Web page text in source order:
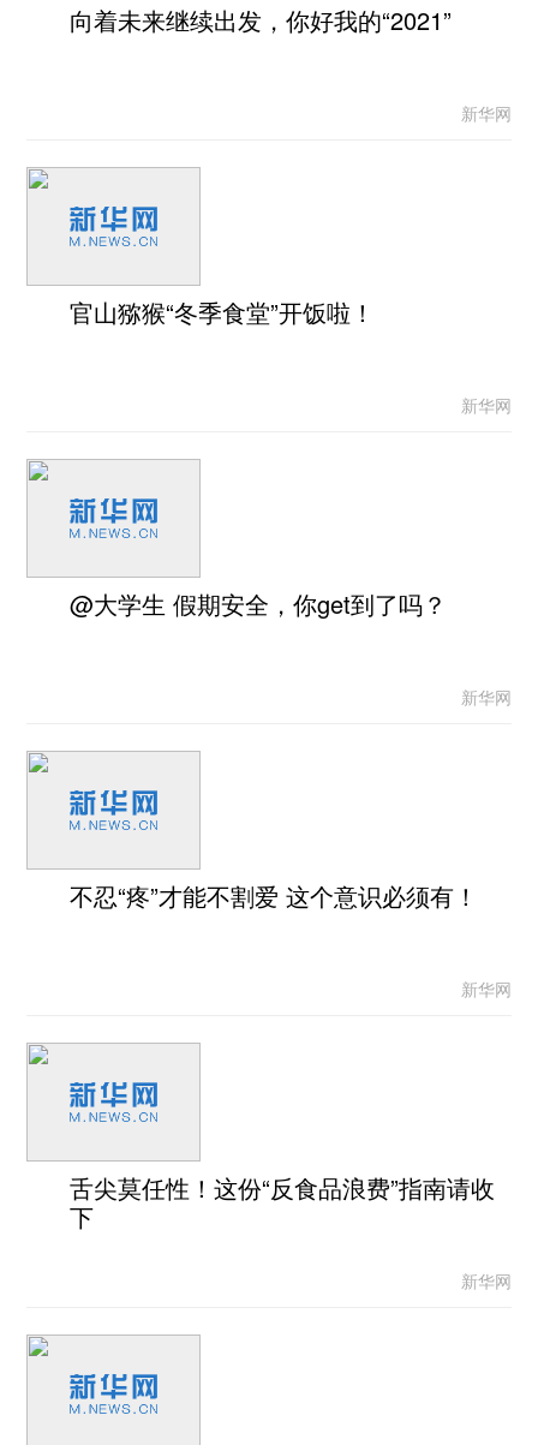
向着未来继续出发，你好我的“2021”
新华网
官山猕猴“冬季食堂”开饭啦！
新华网
@大学生 假期安全，你get到了吗？
新华网
不忍“疼”才能不割爱 这个意识必须有！
新华网
舌尖莫任性！这份“反食品浪费”指南请收
下
新华网